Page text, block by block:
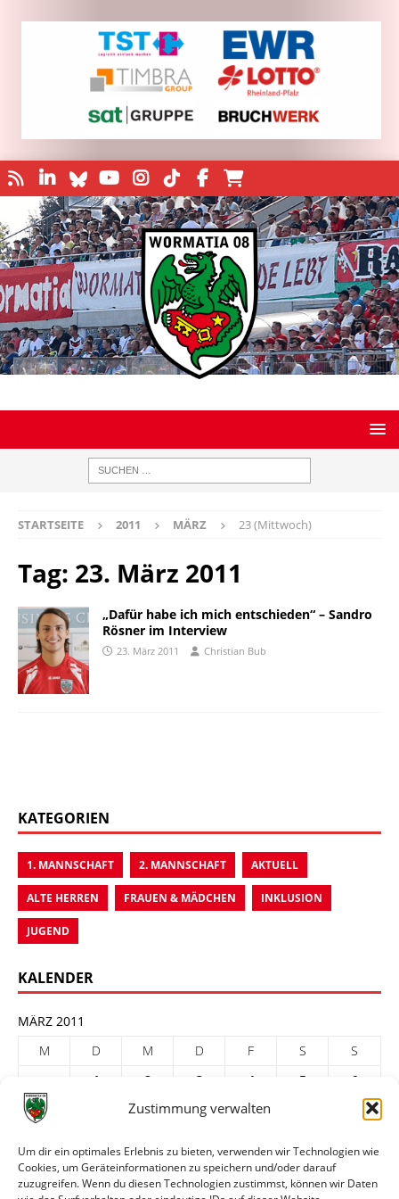
Zustimmung verwalten
Um dir ein optimales Erlebnis zu bieten, verwenden wir Technologien wie
Cookies, um Geräteinformationen zu speichern und/oder darauf
zuzugreifen. Wenn du diesen Technologien zustimmst, können wir Daten
STARTSEITE 2011 MÄRZ 23 (Mittwoch)
Tag: 23. März 2011
„Dafür habe ich mich entschieden“ – Sandro
Rösner im Interview
23. März 2011 Christian Bub
KATEGORIEN
1. MANNSCHAFT 2. MANNSCHAFT AKTUELL
ALTE HERREN FRAUEN & MÄDCHEN INKLUSION
JUGEND
KALENDER
MÄRZ 2011
M
D M D F S
S
1
2 3 4 5
6
7
9 10 11
21
22 23 24 25 26